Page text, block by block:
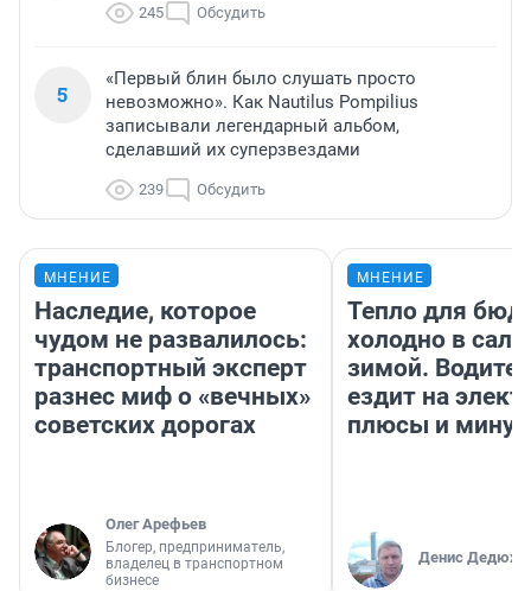
245 Обсудить
5
«Первый блин было слушать просто
невозможно». Как Nautilus Pompilius
записывали легендарный альбом,
сделавший их суперзвездами
239 Обсудить
МНЕНИЕ
Наследие, которое
чудом не развалилось:
транспортный эксперт
разнес миф о «вечных»
советских дорогах
Олег Арефьев
Блогер, предприниматель,
владелец в транспортном
бизнесе
МНЕНИЕ
Тепло для
холодно в
зимой.
ездит на
плюсы и
Денис